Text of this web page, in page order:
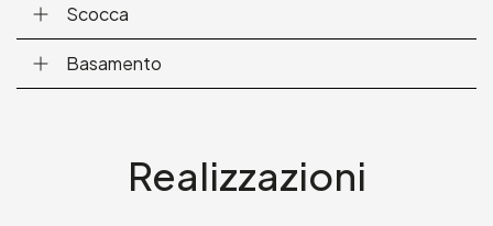
Scocca
Basamento
Realizzazioni